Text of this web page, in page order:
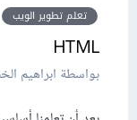
تعلم تطوير الويب
HTML
بواسطة ابراهيم